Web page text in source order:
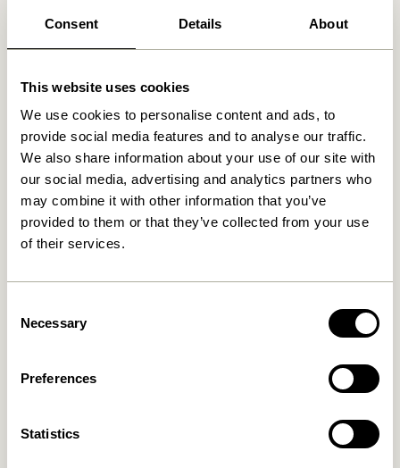
Consent Details About
This website uses cookies
We use cookies to personalise content and ads, to
provide social media features and to analyse our traffic.
We also share information about your use of our site with
our social media, advertising and analytics partners who
may combine it with other information that you’ve
provided to them or that they’ve collected from your use
of their services.
Selection
Necessary
Preferences
Statistics